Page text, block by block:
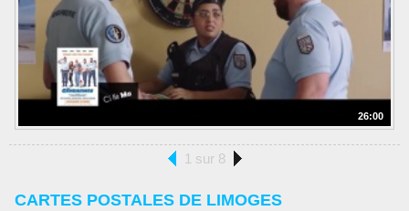
26:00
1 sur 8
CARTES POSTALES DE LIMOGES